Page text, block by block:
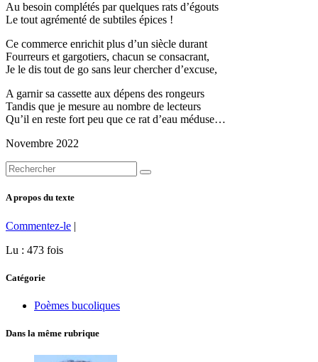
Au besoin complétés par quelques rats d’égouts
Le tout agrémenté de subtiles épices !
Ce commerce enrichit plus d’un siècle durant
Fourreurs et gargotiers, chacun se consacrant,
Je le dis tout de go sans leur chercher d’excuse,
A garnir sa cassette aux dépens des rongeurs
Tandis que je mesure au nombre de lecteurs
Qu’il en reste fort peu que ce rat d’eau méduse…
Novembre 2022
A propos du texte
Commentez-le |
Lu : 473 fois
Catégorie
Poèmes bucoliques
Dans la même rubrique